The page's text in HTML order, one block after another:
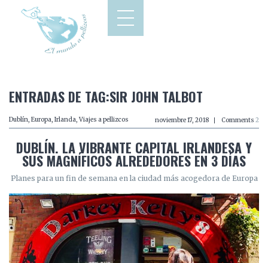
ENTRADAS DE TAG:SIR JOHN TALBOT
Dublín, Europa, Irlanda, Viajes a pellizcos noviembre 17, 2018 Comments 2
DUBLÍN. LA VIBRANTE CAPITAL IRLANDESA Y
SUS MAGNÍFICOS ALREDEDORES EN 3 DÍAS
Planes para un fin de semana en la ciudad más acogedora de Europa